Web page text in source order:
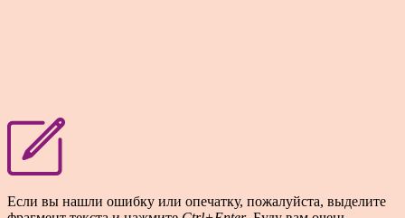
Если вы нашли ошибку или опечатку, пожалуйста, выделите